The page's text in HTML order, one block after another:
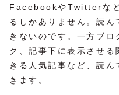
FacebookやTwitterな
るしかありません。読
きないのです。一方ブ
ク、記事下に表示させ
きる人気記事など、読
きます。